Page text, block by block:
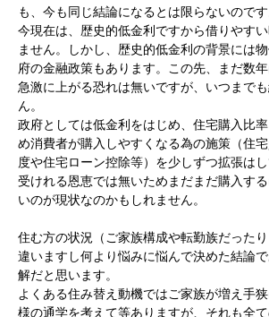
も、今も同じ結論になるとは限らないのです
今現在は、歴史的低金利ですから借りやす
ません。しかし、歴史的低金利の背景には
府の金融政策もあります。この先、まだ数
急激に上がる恐れは無いですが、いつまで
ん。
政府としては低金利をはじめ、住宅購入比
め消費者が購入しやすくなる為の施策（住
度や住宅ローン控除等）を少しずつ拡張は
受けれる恩恵では無いためまだまだ購入す
いのが現状なのかもしれません。
住む方の状況（ご家族構成や転勤族だった
違いますし何より悩みに悩んで決めた結論
解だと思います。
よくある住み替え動機ではご家族が増え手
様の通学を考えて等ありますが、それも全